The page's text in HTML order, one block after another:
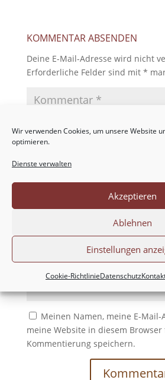
Wir verwenden Cookies, um unsere Website
optimieren.
Dienste verwalten
Akzeptieren
Ablehnen
Einstellungen
Cookie-RichtlinieDatenschutz
KOMMENTAR ABSENDEN
Deine E-Mail-Adresse wird nicht
Erforderliche Felder sind mit *
Meinen Namen, meine E-Mail-
meine Website in diesem
Kommentierung speichern.